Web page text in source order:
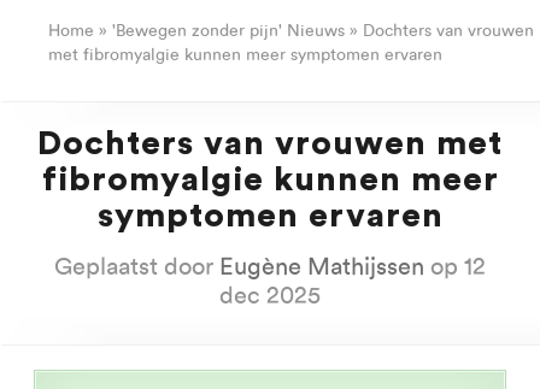
Home » 'Bewegen zonder pijn' Nieuws » Dochters van vrouwen
met fibromyalgie kunnen meer symptomen ervaren
Dochters van vrouwen met
fibromyalgie kunnen meer
symptomen ervaren
Geplaatst door Eugène Mathijssen op 12
dec 2025